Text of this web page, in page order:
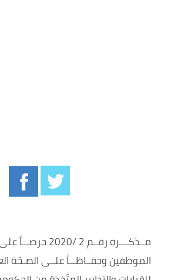
مــذكــــرة رقــم 2 /
الموظفين وحفــاظـــاً علــى الصـحّة